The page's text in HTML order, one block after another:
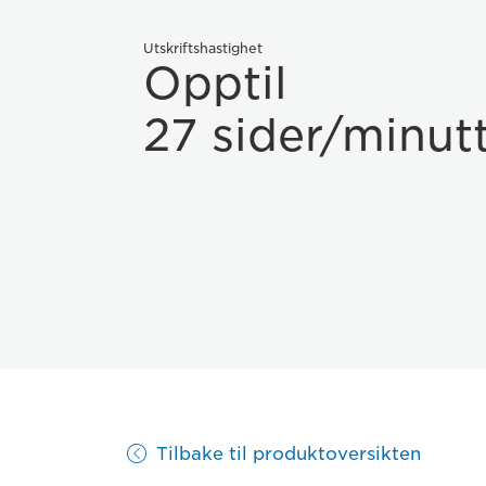
Utskriftshastighet
Opptil
27 sider/
Tilbake til produktoversikten